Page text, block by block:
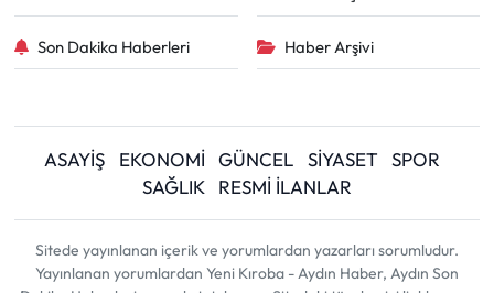
Son Dakika Haberleri Haber Arşivi
ASAYİŞ EKONOMİ GÜNCEL SİYASET
SPOR
SAĞLIK
RESMİ İLANLAR
Sitede yayınlanan içerik ve yorumlardan yazarları sorumludur.
Yayınlanan yorumlardan Yeni Kıroba - Aydın Haber, Aydın Son